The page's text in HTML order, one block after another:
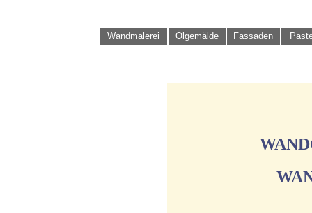
Wandmalerei Ölgemälde Fassaden